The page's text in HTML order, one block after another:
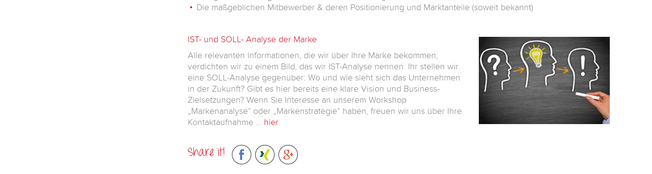
Die maßgeblichen Mitbewerber & deren Positionierung und Marktanteile (soweit bekannt)
IST- und SOLL- Analyse der Marke
Alle relevanten Informationen, die wir über Ihre Marke bekommen,
verdichten wir zu einem Bild, das wir IST-Analyse nennen. Ihr stellen wir
eine SOLL-Analyse gegenüber: Wo und wie sieht sich das Unternehmen
in der Zukunft? Gibt es hier bereits eine klare Vision und Business-
Zielsetzungen? Wenn Sie Interesse an unserem Workshop
„Markenanalyse“ oder „Markenstrategie“ haben, freuen wir uns über Ihre
Kontaktaufnahme … hier
Share it!